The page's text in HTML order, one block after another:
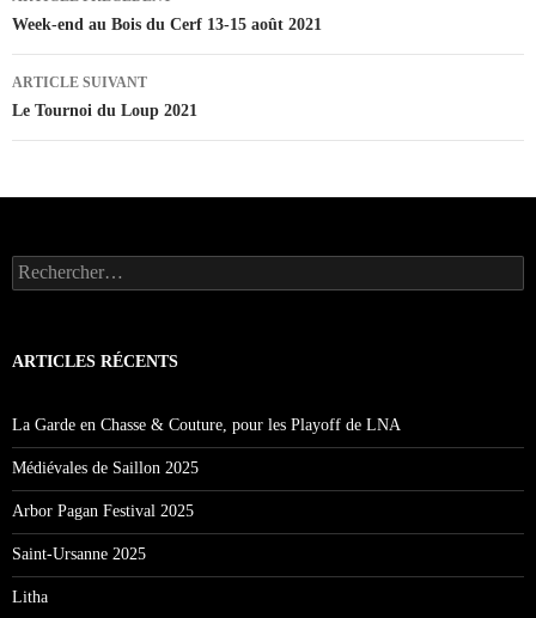
des
articles
Week-end au Bois du Cerf 13-15 août 2021
ARTICLE SUIVANT
Le Tournoi du Loup 2021
Rechercher :
ARTICLES RÉCENTS
La Garde en Chasse & Couture, pour les Playoff de LNA
Médiévales de Saillon 2025
Arbor Pagan Festival 2025
Saint-Ursanne 2025
Litha